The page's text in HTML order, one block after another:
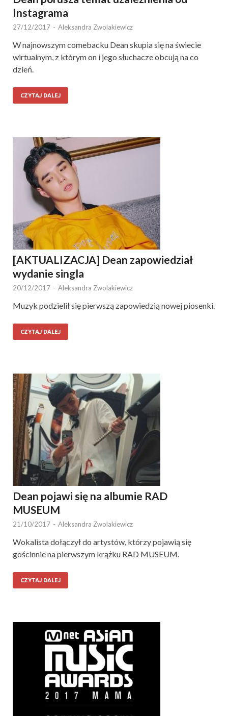
Instagrama
27/12/2017 - Aleksandra Zwolakiewicz
W najnowszym comebacku Dean skupia się na świecie
wirtualnym, z którym on i jego słuchacze obcują na co
dzień.
CZYTAJ DALEJ
[AKTUALIZACJA] Dean zapowiedział
wydanie singla
20/12/2017 - Aleksandra Zwolakiewicz
Muzyk podzielił się pierwszą zapowiedzią nowej piosenki.
CZYTAJ DALEJ
Dean pojawi się na albumie RAD
MUSEUM
21/10/2017 - Aleksandra Zwolakiewicz
Wokalista dołączył do artystów, którzy pojawią się
gościnnie na pierwszym krążku RAD MUSEUM.
CZYTAJ DALEJ